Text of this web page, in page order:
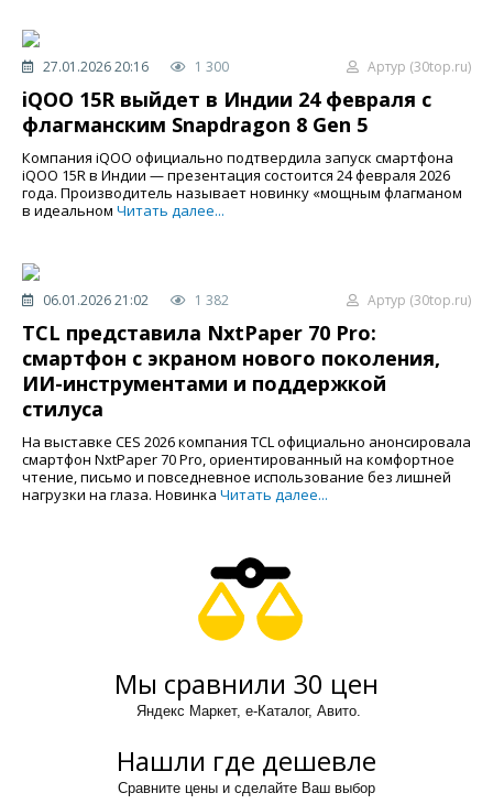
27.01.2026 20:16 1 300 Артур (30top.ru)
iQOO 15R выйдет в Индии 24 февраля с
флагманским Snapdragon 8 Gen 5
Компания iQOO официально подтвердила запуск смартфона
iQOO 15R в Индии — презентация состоится 24 февраля 2026
года. Производитель называет новинку «мощным флагманом
в идеальном Читать далее...
06.01.2026 21:02 1 382 Артур (30top.ru)
TCL представила NxtPaper 70 Pro:
смартфон с экраном нового поколения,
ИИ-инструментами и поддержкой
стилуса
На выставке CES 2026 компания TCL официально анонсировала
смартфон NxtPaper 70 Pro, ориентированный на комфортное
чтение, письмо и повседневное использование без лишней
нагрузки на глаза. Новинка Читать далее...
Мы сравнили 30 цен
Яндекс Маркет, е-Каталог, Авито.
Нашли где дешевле
Сравните цены и сделайте Ваш выбор